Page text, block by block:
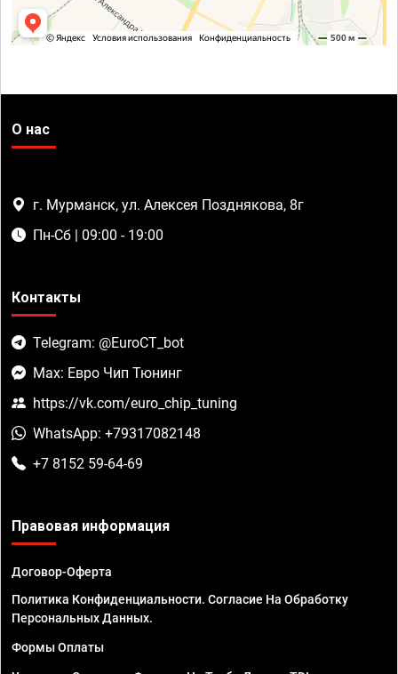
О нас
г. Мурманск, ул. Алексея Позднякова, 8г
Пн-Сб | 09:00 - 19:00
Контакты
Telegram: @EuroCT_bot
Max: Евро Чип Тюнинг
https://vk.com/euro_chip_tuning
WhatsApp: +79317082148
+7 8152 59-64-69
Правовая информация
Договор-Оферта
Политика Конфиденциальности. Согласие На Обработку
Персональных Данных.
Формы Оплаты